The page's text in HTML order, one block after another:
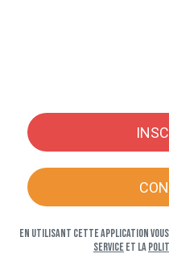
En utilisant cette application
serviceet la